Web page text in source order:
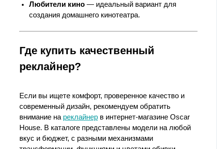
Любители кино— идеальный вариант для
создания домашнего кинотеатра.
Где купить качественный
реклайнер?
Если вы ищете комфорт, проверенное качество и
современный дизайн, рекомендуем обратить
внимание на реклайнерв интернет-магазине Oscar
House. В каталоге представлены модели на любой
вкус и бюджет, с разными механизмами